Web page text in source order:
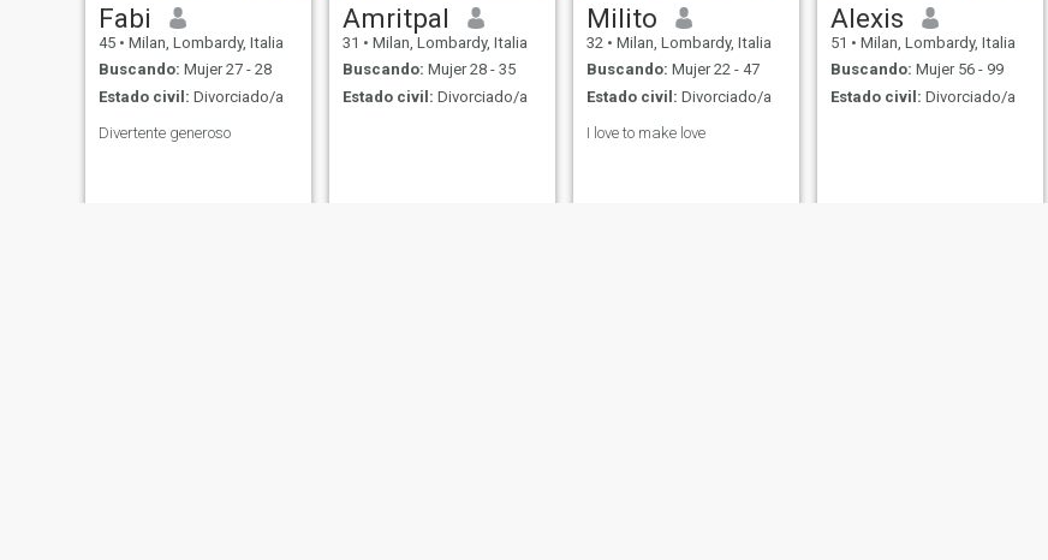
Fabi
45 • Milan, Lombardy, Italia
Buscando: Mujer 27 - 28
Estado civil: Divorciado/a
Divertente generoso
Amritpal
31 • Milan, Lombardy, Italia
Buscando: Mujer 28 - 35
Estado civil: Divorciado/a
Milito
32 • Milan, Lombardy, Italia
Buscando: Mujer 22 - 47
Estado civil: Divorciado/a
I love to make love
Alexis
51 • Milan, Lombardy, Italia
Buscando: Mujer 56 - 99
Estado civil: Divorciado/a